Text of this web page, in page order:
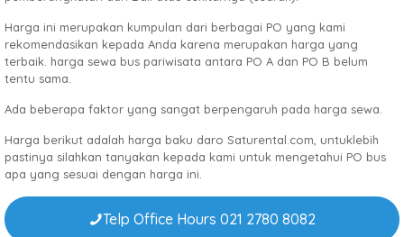
Harga ini merupakan kumpulan dari berbagai PO yang kami
rekomendasikan kepada Anda karena merupakan harga yang
terbaik. harga sewa bus pariwisata antara PO A dan PO B belum
tentu sama.
Ada beberapa faktor yang sangat berpengaruh pada harga sewa.
Harga berikut adalah harga baku daro Saturental.com, untuklebih
pastinya silahkan tanyakan kepada kami untuk mengetahui PO bus
apa yang sesuai dengan harga ini.
Telp Office Hours 021 2780 8082